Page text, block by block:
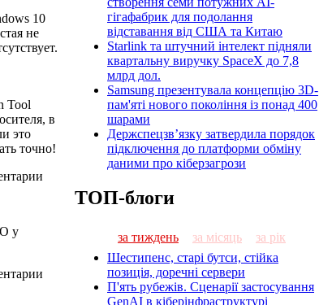
10
не
Tool
в
это
точно!
у
гігафабрик для подолання
відставання від США та Китаю
Starlink та штучний інтелект підняли
квартальну виручку SpaceX до 7,8
млрд дол.
Samsung презентувала концепцію 3D-
пам'яті нового покоління із понад 400
шарами
Держспецзв’язку затвердила порядок
підключення до платформи обміну
даними про кіберзагрози
ТОП-блоги
за тиждень за місяць
за рік
Шестипенс, старі бутси, стійка
позиція, доречні сервери
П'ять рубежів. Сценарії застосування
GenAI в кіберінфраструктурі